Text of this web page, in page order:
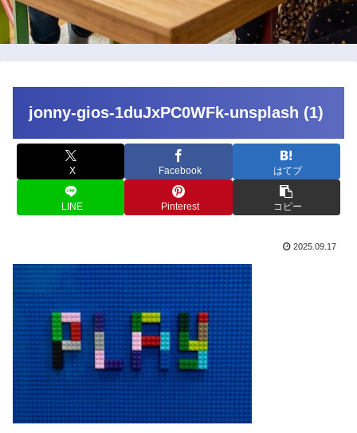
jonny-gios-1duJxPC0WFk-unsplash (1)
X Facebook はてブ
LINE Pinterest コピー
2025.09.17